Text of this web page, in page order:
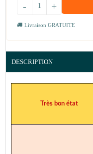
+
-
Livraison GRATUITE
DESCRIPTION
Très bon état